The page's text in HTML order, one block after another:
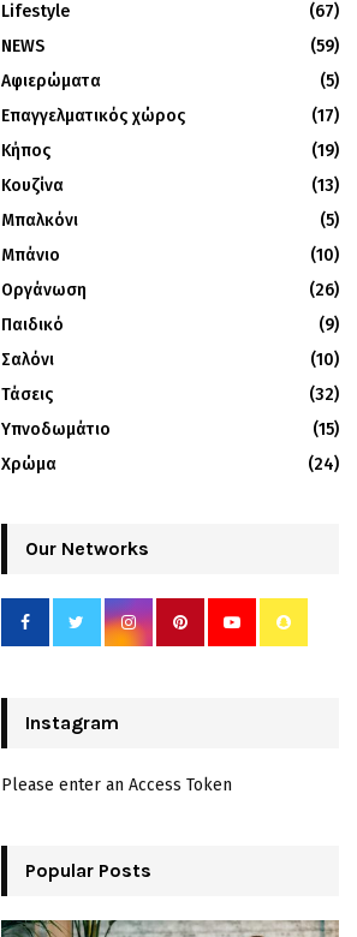
Lifestyle
(67)
NEWS
(59)
Αφιερώματα
(5)
Επαγγελματικός χώρος
(17)
Κήπος
(19)
Κουζίνα
(13)
Μπαλκόνι
(5)
Μπάνιο
(10)
Οργάνωση
(26)
Παιδικό
(9)
Σαλόνι
(10)
Τάσεις
(32)
Υπνοδωμάτιο
(15)
Χρώμα
(24)
Our Networks
Instagram
Please enter an Access Token
Popular Posts